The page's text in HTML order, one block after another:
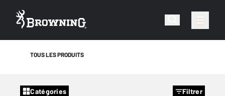
TOUS LES PRODUITS
Catégories Filtrer